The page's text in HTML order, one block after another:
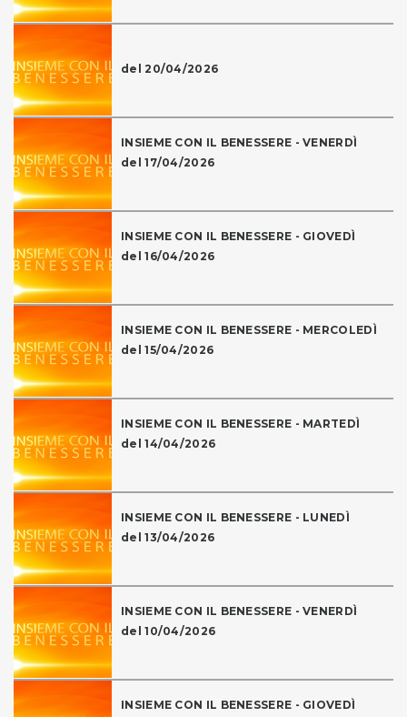
del 20/04/2026
INSIEME CON IL BENESSERE - VENERDÌ
del 17/04/2026
INSIEME CON IL BENESSERE - GIOVEDÌ
del 16/04/2026
INSIEME CON IL BENESSERE - MERCOLEDÌ
del 15/04/2026
INSIEME CON IL BENESSERE - MARTEDÌ
del 14/04/2026
INSIEME CON IL BENESSERE - LUNEDÌ
del 13/04/2026
INSIEME CON IL BENESSERE - VENERDÌ
del 10/04/2026
INSIEME CON IL BENESSERE - GIOVEDÌ